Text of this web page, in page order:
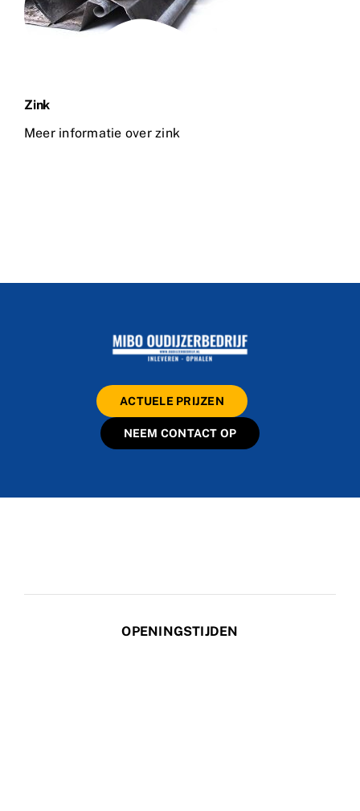
Zink
Meer informatie over zink
ACTUELE PRIJZEN
NEEM CONTACT OP
OPENINGSTIJDEN